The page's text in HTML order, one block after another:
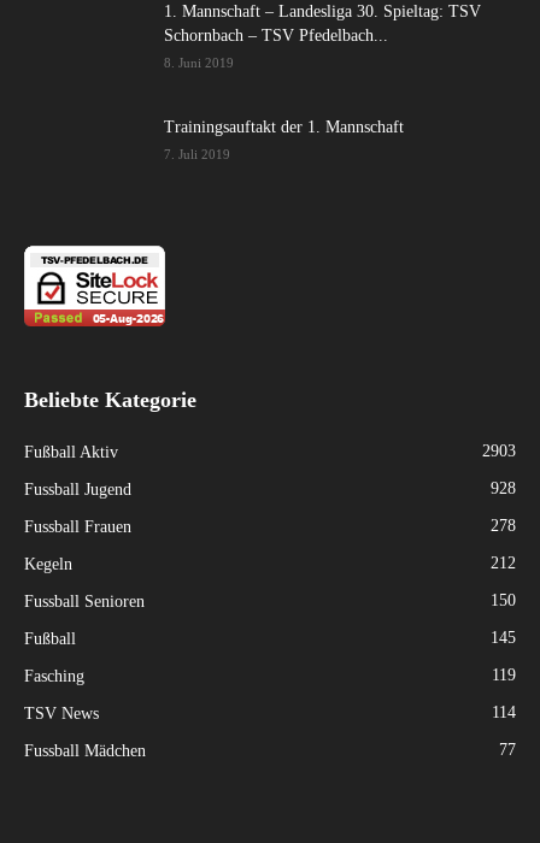
1. Mannschaft – Landesliga 30. Spieltag: TSV
Schornbach – TSV Pfedelbach...
8. Juni 2019
Trainingsauftakt der 1. Mannschaft
7. Juli 2019
Beliebte Kategorie
Fußball Aktiv 2903
Fussball Jugend 928
Fussball Frauen 278
Kegeln 212
Fussball Senioren 150
Fußball 145
Fasching 119
TSV News 114
Fussball Mädchen 77